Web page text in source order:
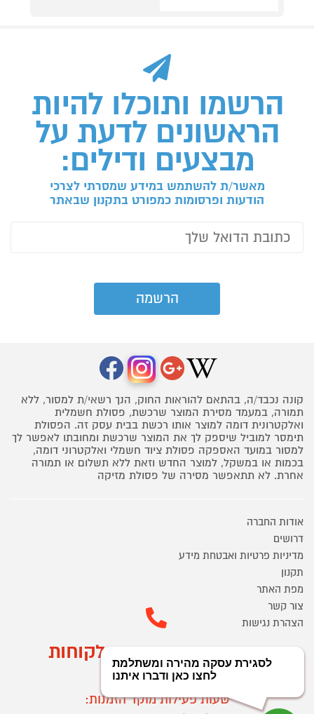
הרשמו ותוכלו להיות
הראשונים לדעת על
מבצעים ודילים:
מאשר/ת להשתמש במידע שמסרתי לצרכי
הודעות ופרסומות כמפורט בתקנון שבאתר
קונה נכבד/ה, בהתאם להוראות החוק, הנך רשאי/ת למסור, ללא
תמורה, במעמד מסירת המוצר שרכשת, פסולת חשמלית
ואלקטרונית דומה למוצר אותו רכשת בבית עסק זה. הפסולת
תימסר למוביל שיספק לך את המוצר שרכשת ומחובתו לאפשר לך
למסור במועד האספקה פסולת ציוד חשמלי ואלקטרוני דומה,
בכמות או במשקל, למוצר החדש וזאת ללא תשלום או תמורה
אחרת. לא תתאפשר מסירה של פסולת מזיקה
אודות החברה
דרושים
מדיניות פרטיות ואבטחת מידע
תקנון
מפת האתר
צור קשר
הצהרת נגישות
מוקד הזמנות ושירות לקוחות
03-9545370
שעות פעילות מוקד הזמנות: